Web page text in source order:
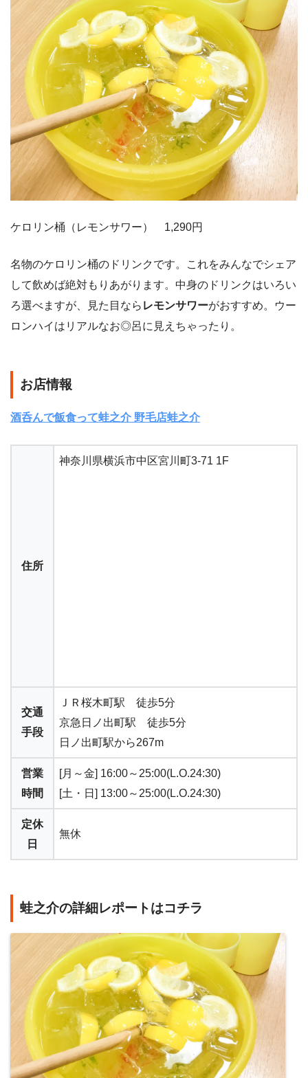
ケロリン桶（レモンサワー） 1,290円
名物のケロリン桶のドリンクです。これをみんなでシェア
して飲めば絶対もりあがります。中身のドリンクはいろい
ろ選べますが、見た目なら レモンサワーがおすすめ。ウー
ロンハイはリアルなお◎呂に見えちゃったり。
お店情報
酒呑んで飯食って蛙之介 野毛店蛙之介
住所
神奈川県横浜市中区宮川町3-71 1F
交通
手段
ＪＲ桜木町駅 徒歩5分
京急日ノ出町駅 徒歩5分
日ノ出町駅から267m
営業
時間
[月～金] 16:00～25:00(L.O.24:30)
[土・日] 13:00～25:00(L.O.24:30)
定休
日
無休
蛙之介の詳細レポートはコチラ